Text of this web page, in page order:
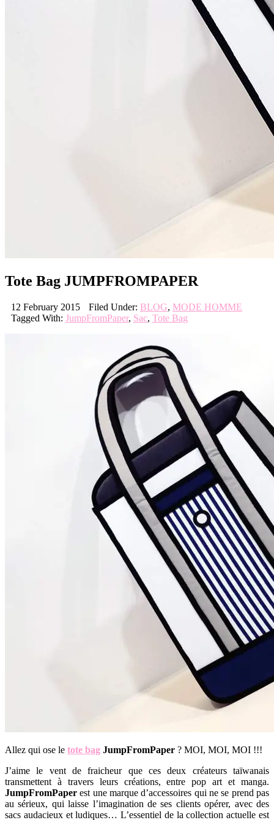
Tote Bag JUMPFROMPAPER
12 February 2015 Filed Under: BLOG, MODE HOMME
Tagged With: JumpFromPaper, Sac, Tote Bag
Allez qui ose le tote bag JumpFromPaper ? MOI, MOI, MOI !!!
J’aime le vent de fraicheur que ces deux créateurs taïwanais
transmettent à travers leurs créations, entre pop art et manga.
JumpFromPaper est une marque d’accessoires qui ne se prend pas
au sérieux, qui laisse l’imagination de ses clients opérer, avec des
sacs audacieux et ludiques… L’essentiel de la collection actuelle est